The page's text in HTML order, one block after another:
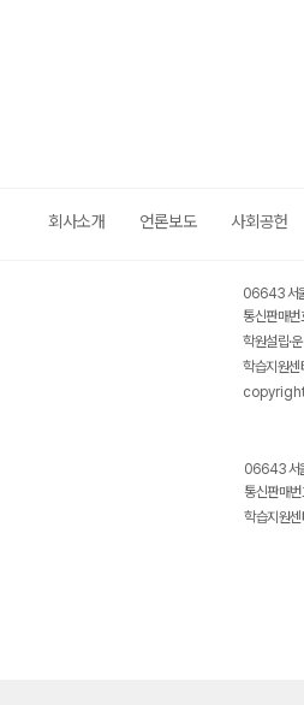
회사소개 언론보도 사회공헌
06643 서
통신판매
학원설립·
학습지원
06643 서
통신판매
학습지원